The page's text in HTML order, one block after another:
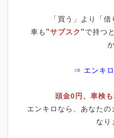
「買う」より「
車も"サブスク"で持つ
⇒ エンキ
頭金0円、車検も
エンキロなら、あなた
なり